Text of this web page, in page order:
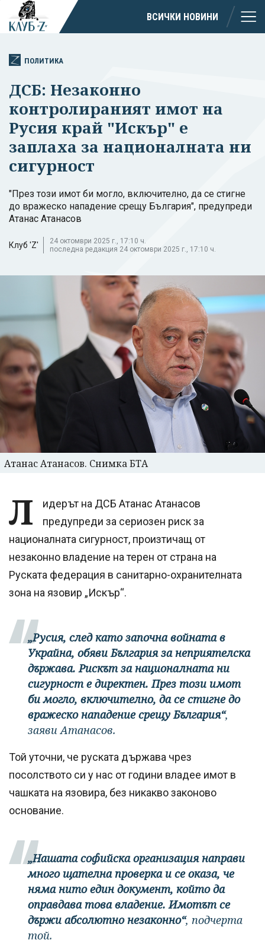
ВСИЧКИ НОВИНИ
ПОЛИТИКА
ДСБ: Незаконно
контролираният имот на
Русия край "Искър" е
заплаха за националната ни
сигурност
"През този имот би могло, включително, да се стигне
до вражеско нападение срещу България", предупреди
Атанас Атанасов
Клуб 'Z'
24 октомври 2025 г., 17:10 ч.
последна редакция 24 октомври 2025 г., 17:10 ч.
Атанас Атанасов. Снимка БТА
Л
идерът на ДСБ Атанас Атанасов
предупреди за сериозен риск за
националната сигурност, произтичащ от
незаконно владение на терен от страна на
Руската федерация в санитарно-охранителната
зона на язовир „Искър“.
„Русия, след като започна войната в
Украйна, обяви България за неприятелска
държава. Рискът за националната ни
сигурност е директен. През този имот
би могло, включително, да се стигне до
вражеско нападение срещу България“,
заяви Атанасов.
Той уточни, че руската държава чрез
посолството си у нас от години владее имот в
чашката на язовира, без никакво законово
основание.
„Нашата софийска организация направи
много щателна проверка и се оказа, че
няма нито един документ, който да
оправдава това владение. Имотът се
държи абсолютно незаконно“, подчерта
той.